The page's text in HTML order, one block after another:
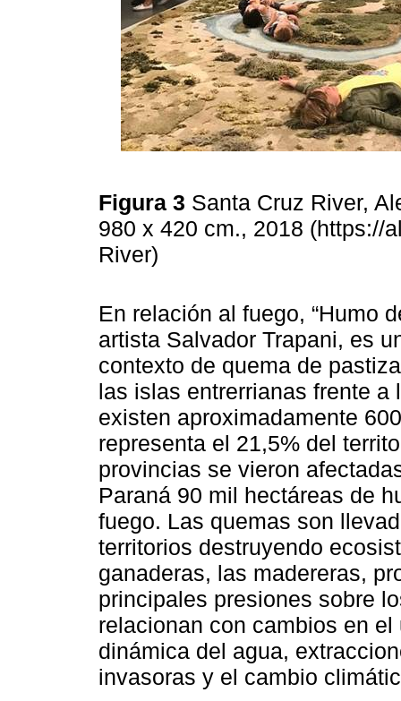
Figura 3 Santa Cruz River,
980 x 420 cm., 2018 (https://
River)
En relación al fuego, “Humo
artista Salvador Trapani, es
contexto de quema de
las islas entrerrianas frente a
existen aproximadamente
representa el 21,5% del
provincias se vieron
Paraná 90 mil hectáreas de
fuego. Las quemas son
territorios destruyendo
ganaderas, las madereras,
principales presiones sobre
relacionan con cambios en
dinámica del agua,
invasoras y el cambio